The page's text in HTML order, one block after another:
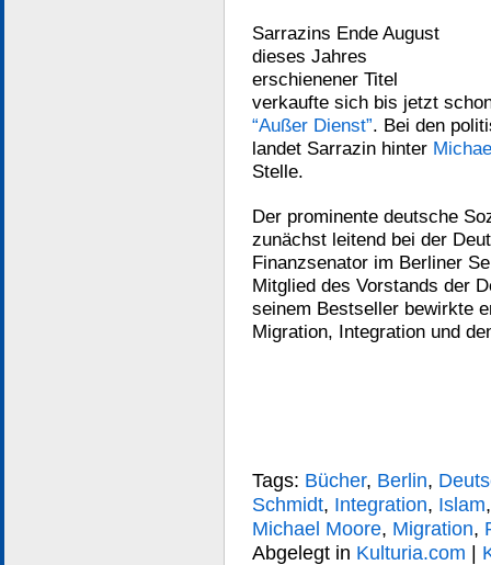
Sarrazins Ende August
dieses Jahres
erschienener Titel
verkaufte sich bis jetzt
“Außer Dienst”. Bei den
landet Sarrazin hinter
Stelle.
Der prominente deutsche
zunächst leitend bei der
Finanzsenator im Berliner
Mitglied des Vorstands der
seinem Bestseller bewirkte
Migration, Integration und
Tags: Bücher, Berlin,
Schmidt, Integration, Islam
Michael Moore, Migration,
Abgelegt in Kulturia.com |